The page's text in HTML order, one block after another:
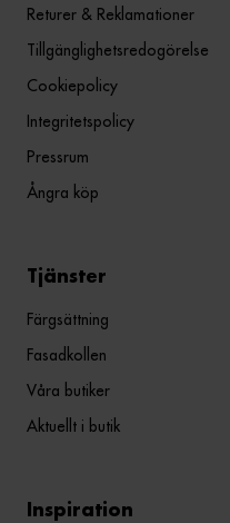
Returer & Reklamationer
Tillgänglighetsredogörelse
Cookiepolicy
Integritetspolicy
Pressrum
Ångra köp
Tjänster
Färgsättning
Fasadkollen
Våra butiker
Aktuellt i butik
Inspiration